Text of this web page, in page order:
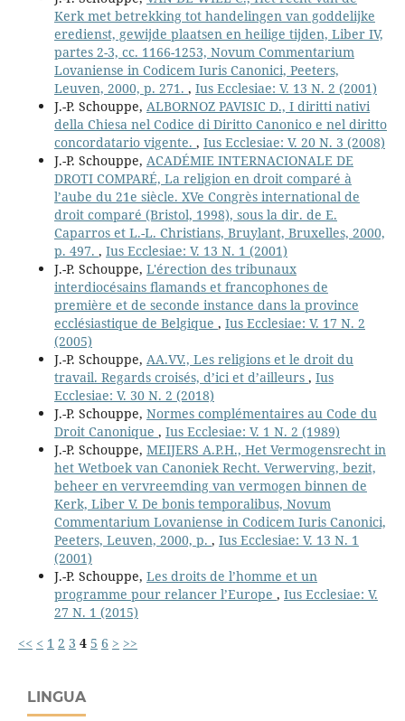
Kerk met betrekking tot handelingen van goddelijke
eredienst, gewijde plaatsen en heilige tijden, Liber IV,
partes 2-3, cc. 1166-1253, Novum Commentarium
Lovaniense in Codicem Iuris Canonici, Peeters,
Leuven, 2000, p. 271. , Ius Ecclesiae: V. 13 N. 2 (2001)
J.-P. Schouppe, ALBORNOZ PAVISIC D., I diritti nativi
della Chiesa nel Codice di Diritto Canonico e nel diritto
concordatario vigente. , Ius Ecclesiae: V. 20 N. 3 (2008)
J.-P. Schouppe, ACADÉMIE INTERNACIONALE DE
DROTI COMPARÉ, La religion en droit comparé à
l’aube du 21e siècle. XVe Congrès international de
droit comparé (Bristol, 1998), sous la dir. de E.
Caparros et L.-L. Christians, Bruylant, Bruxelles, 2000,
p. 497. , Ius Ecclesiae: V. 13 N. 1 (2001)
J.-P. Schouppe, L'érection des tribunaux
interdiocésains flamands et francophones de
première et de seconde instance dans la province
ecclésiastique de Belgique , Ius Ecclesiae: V. 17 N. 2
(2005)
J.-P. Schouppe, AA.VV., Les religions et le droit du
travail. Regards croisés, d’ici et d’ailleurs , Ius
Ecclesiae: V. 30 N. 2 (2018)
J.-P. Schouppe, Normes complémentaires au Code du
Droit Canonique , Ius Ecclesiae: V. 1 N. 2 (1989)
J.-P. Schouppe, MEIJERS A.P.H., Het Vermogensrecht in
het Wetboek van Canoniek Recht. Verwerving, bezit,
beheer en vervreemding van vermogen binnen de
Kerk, Liber V. De bonis temporalibus, Novum
Commentarium Lovaniense in Codicem Iuris Canonici,
Peeters, Leuven, 2000, p. , Ius Ecclesiae: V. 13 N. 1
(2001)
J.-P. Schouppe, Les droits de l’homme et un
programme pour relancer l’Europe , Ius Ecclesiae: V.
27 N. 1 (2015)
<< < 1 2 3 4 5 6 > >>
LINGUA